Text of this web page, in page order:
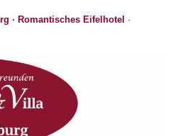
· Romantisches Eifelhotel ·